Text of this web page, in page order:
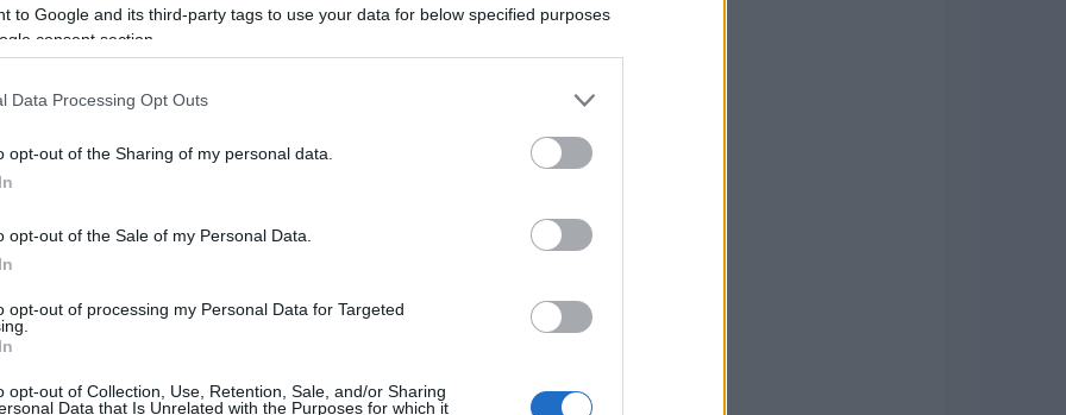
to Google and its third-party tags to use your data for below specified purposes
consent section.
Data Processing Opt Outs
opt-out of the Sharing of my personal data.
opt-out of the Sale of my Personal Data.
opt-out of processing my Personal Data for Targeted
opt-out of Collection, Use, Retention, Sale, and/or Sharing
Data that Is Unrelated with the Purposes for which it
passa inosservata. LaCompetition and
campanello d’allarme, affermando che “la
settore. Ma cosa significa realmente? Per